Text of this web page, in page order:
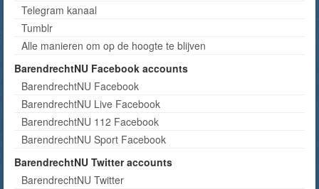
Telegram kanaal
Tumblr
Alle manieren om op de hoogte te blijven
BarendrechtNU Facebook accounts
BarendrechtNU Facebook
BarendrechtNU Live Facebook
BarendrechtNU 112 Facebook
BarendrechtNU Sport Facebook
BarendrechtNU Twitter accounts
BarendrechtNU Twitter